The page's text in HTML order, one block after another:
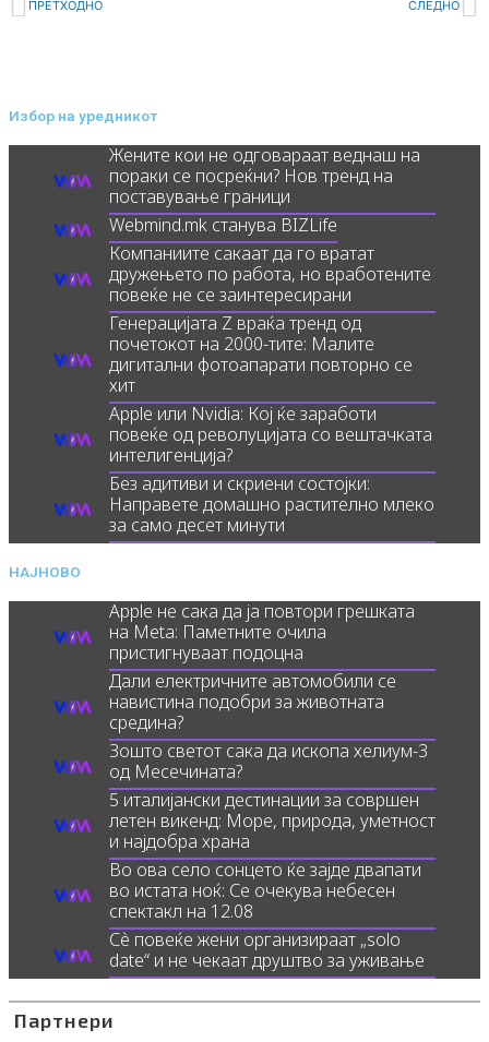
ПРЕТХОДНО СЛЕДНО
Избор на уредникот
Жените кои не одговараат веднаш на
пораки се посреќни? Нов тренд на
поставување граници
Webmind.mk станува BIZLife
Компаниите сакаат да го вратат
дружењето по работа, но вработените
повеќе не се заинтересирани
Генерацијата Z враќа тренд од
почетокот на 2000-тите: Малите
дигитални фотоапарати повторно се
хит
Apple или Nvidia: Кој ќе заработи
повеќе од револуцијата со вештачката
интелигенција?
Без адитиви и скриени состојки:
Направете домашно растително млеко
за само десет минути
НАЈНОВО
Apple не сака да ја повтори грешката
на Meta: Паметните очила
пристигнуваат подоцна
Дали електричните автомобили се
навистина подобри за животната
средина?
Зошто светот сака да ископа хелиум-3
од Месечината?
5 италијански дестинации за совршен
летен викенд: Море, природа, уметност
и најдобра храна
Во ова село сонцето ќе зајде двапати
во истата ноќ: Се очекува небесен
спектакл на 12.08
Сè повеќе жени организираат „solo
date“ и не чекаат друштво за уживање
Партнери